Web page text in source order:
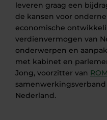
leveren graag een
de kansen voor
economische
verdienvermogen van
onderwerpen en
met kabinet en
Jong, voorzitter van
samenwerkingsverband
Nederland.